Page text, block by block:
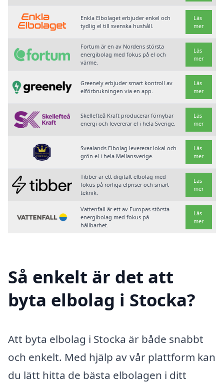
Enkla Elbolaget erbjuder enkel och
tydlig el till svenska hushåll.
Läs
mer
Fortum är en av Nordens största
energibolag med fokus på el och
värme.
Läs
mer
Greenely erbjuder smart kontroll av
elförbrukningen via en app.
Läs
mer
Skellefteå Kraft producerar förnybar
energi och levererar el i hela Sverige.
Läs
mer
Svealands Elbolag levererar lokal och
grön el i hela Mellansverige.
Läs
mer
Tibber är ett digitalt elbolag med
fokus på rörliga elpriser och smart
teknik.
Läs
mer
Vattenfall är ett av Europas största
energibolag med fokus på
hållbarhet.
Läs
mer
Så enkelt är det att
byta elbolag i Stocka?
Att byta elbolag i Stocka är både snabbt
och enkelt. Med hjälp av vår plattform kan
du lätt hitta de bästa elbolagen i ditt